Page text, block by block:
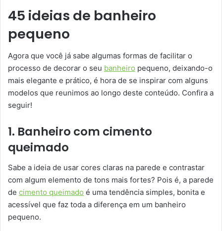
45 ideias de banheiro
pequeno
Agora que você já sabe algumas formas de facilitar o
processo de decorar o seu banheiro pequeno, deixando-o
mais elegante e prático, é hora de se inspirar com alguns
modelos que reunimos ao longo deste conteúdo. Confira a
seguir!
1. Banheiro com cimento
queimado
Sabe a ideia de usar cores claras na parede e contrastar
com algum elemento de tons mais fortes? Pois é, a parede
de cimento queimado é uma tendência simples, bonita e
acessível que faz toda a diferença em um banheiro
pequeno.